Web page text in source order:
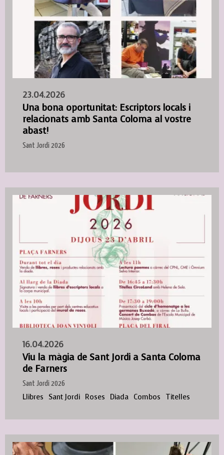
23.04.2026
Una bona oportunitat: Escriptors locals i
relacionats amb Santa Coloma al vostre
abast!
Sant Jordi 2026
16.04.2026
Viu la màgia de Sant Jordi a Santa Coloma
de Farners
Sant Jordi 2026
Llibres Sant Jordi Roses Diada Combos Titelles